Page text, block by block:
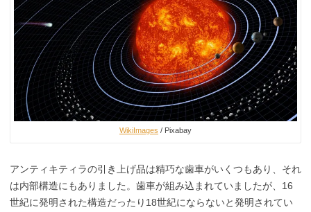
WikiImages / Pixabay
アンティキティラの引き上げ品は精巧な歯車がいくつもあり、それ
は内部構造にもありました。歯車が組み込まれていましたが、16
世紀に発明された構造だったり18世紀にならないと発明されてい